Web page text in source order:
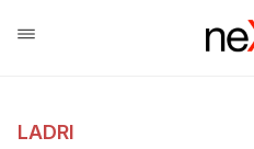
LADRI